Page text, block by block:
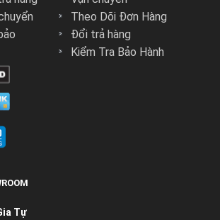
Theo Dõi Đơn Hàng
Đổi trả hàng
Kiểm Tra Bảo Hành
Tự